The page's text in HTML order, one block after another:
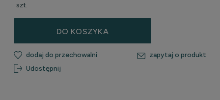
szt.
DO KOSZYKA
dodaj do przechowalni
zapytaj o produkt
Udostępnij